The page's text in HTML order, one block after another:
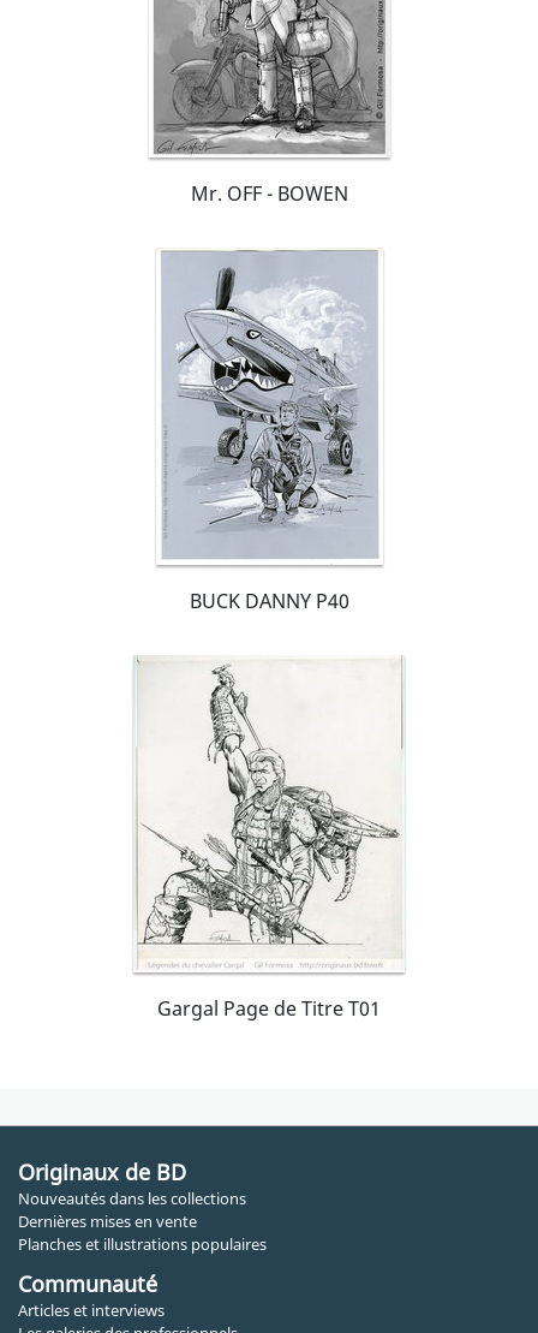
Mr. OFF - BOWEN
BUCK DANNY P40
Gargal Page de Titre T01
Originaux de BD
Nouveautés dans les collections
Dernières mises en vente
Planches et illustrations populaires
Communauté
Articles et interviews